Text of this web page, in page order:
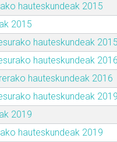
hauteskundeak 2015
2015
hauteskundeak 2015
hauteskundeak 2016
hauteskundeak 2016
hauteskundeak 2019
2019
hauteskundeak 2019